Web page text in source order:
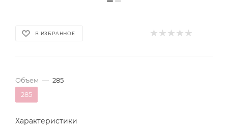
В ИЗБРАННОЕ
Объем — 285
285
Характеристики